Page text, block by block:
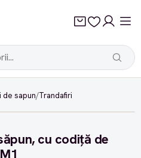
de sapun/Trandafiri
cu codiță de